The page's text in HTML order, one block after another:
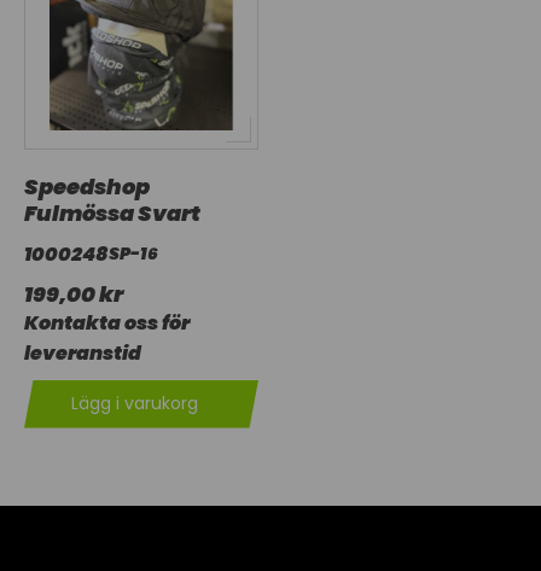
Speedshop
Fulmössa Svart
1000248SP-16
199,00 kr
Kontakta oss för
leveranstid
Lägg i varukorg